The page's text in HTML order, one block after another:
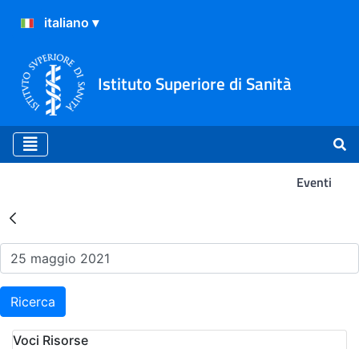
Istituto Superiore di Sanità
Eventi
Risultati della Ricerca -
Ricerca
Voci Risorse